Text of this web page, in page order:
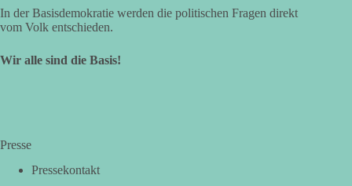
In der Basisdemokratie werden die politischen Fragen direkt
vom Volk entschieden.
Wir alle sind die Basis!
Presse
Pressekontakt